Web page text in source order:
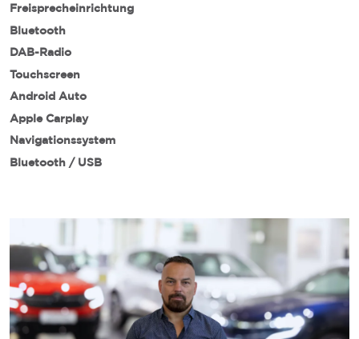
Freisprecheinrichtung
Bluetooth
DAB-Radio
Touchscreen
Android Auto
Apple Carplay
Navigationssystem
Bluetooth / USB